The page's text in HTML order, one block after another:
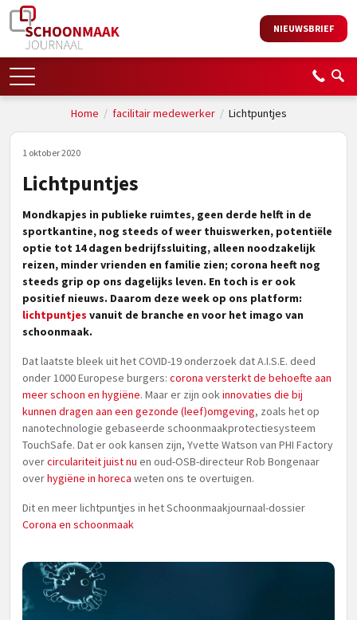
NIEUWSBRIEF
Home / facilitair medewerker/ Lichtpuntjes
1 oktober 2020
Lichtpuntjes
Mondkapjes in publieke ruimtes, geen derde helft in de
sportkantine, nog steeds of weer thuiswerken, potentiële
optie tot 14 dagen bedrijfssluiting, alleen noodzakelijk
reizen, minder vrienden en familie zien; corona heeft nog
steeds grip op ons dagelijks leven. En toch is er ook
positief nieuws. Daarom deze week op ons platform:
lichtpuntjes vanuit de branche en voor het imago van
schoonmaak.
Dat laatste bleek uit het COVID-19 onderzoek dat A.I.S.E. deed
onder 1000 Europese burgers: corona versterkt de behoefte aan
meer schoon en hygiëne. Maar er zijn ookinnovaties die bij
kunnen dragen aan een gezonde (leef)omgeving, zoals het op
nanotechnologie gebaseerde schoonmaakprotectiesysteem
TouchSafe. Dat er ook kansen zijn, Yvette Watson van PHI Factory
overcirculariteit juist nu en oud-OSB-directeur Rob Bongenaar
overhygiëne in horeca weten ons te overtuigen.
Dit en meer lichtpuntjes in het Schoonmaakjournaal-dossier
Corona en schoonmaak